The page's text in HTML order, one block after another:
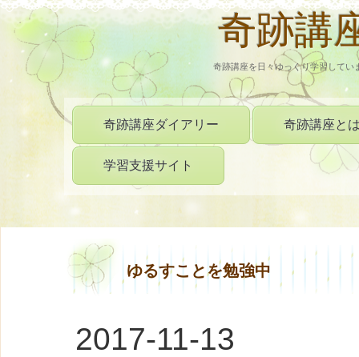
奇跡講
奇跡講座を日々ゆっくり学習してい
奇跡講座ダイアリー 奇跡講座と
学習支援サイト
ゆるすことを勉強中
2017-11-13